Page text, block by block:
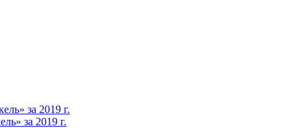
за 2019 г.
за 2019 г.